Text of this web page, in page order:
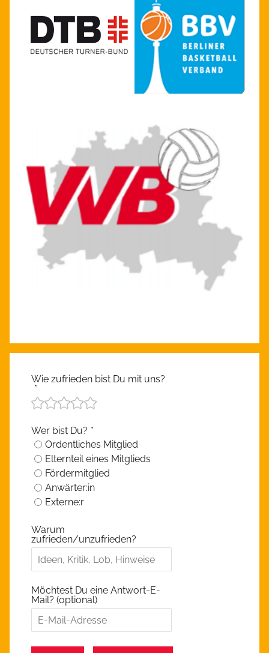
Wie zufrieden bist Du mit uns?
*
Wer bist Du? *
Ordentliches Mitglied
Elternteil eines Mitglieds
Fördermitglied
Anwärter:in
Externe:r
Warum
zufrieden/unzufrieden?
Möchtest Du eine Antwort-E-
Mail? (optional)